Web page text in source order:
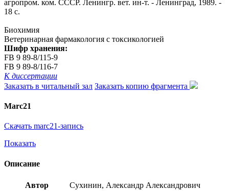
агропром. ком. СССР. Ленингр. вет. ин-т. - Ленинград, 1989. -
18 с.
Биохимия
Ветеринарная фармакология с токсикологией
Шифр хранения:
FB 9 89-8/115-9
FB 9 89-8/116-7
К диссертации
Заказать в читальный зал Заказать копию фрагмента
Marc21
Скачать marc21-запись
Показать
Описание
Автор Сухинин, Александр Александрович